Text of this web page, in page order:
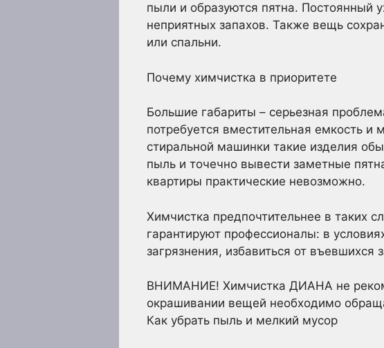
пыли и образуются пятна. Постоянный
неприятных запахов. Также вещь
или спальни.
Почему химчистка в приоритете
Большие габариты – серьезная
потребуется вместительная емкость
стиральной машинки такие изделия
пыль и точечно вывести заметные
квартиры практические невозможно.
Химчистка предпочтительнее в таких
гарантируют профессионалы: в
загрязнения, избавиться от
ВНИМАНИЕ! Химчистка ДИАНА не
окрашивании вещей необходимо
Как убрать пыль и мелкий мусор